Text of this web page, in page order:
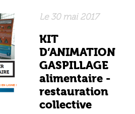
Le 30 mai 2017
KIT
D’ANIMATION
GASPILLAGE
alimentaire -
restauration
collective